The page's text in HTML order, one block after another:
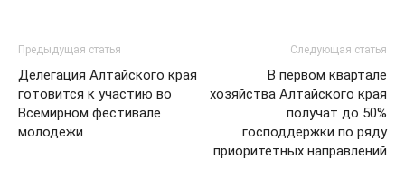
Предыдущая статья
Делегация Алтайского края
готовится к участию во
Всемирном фестивале
молодежи
Следующая статья
В первом квартале
хозяйства Алтайского края
получат до 50%
господдержки по ряду
приоритетных направлений